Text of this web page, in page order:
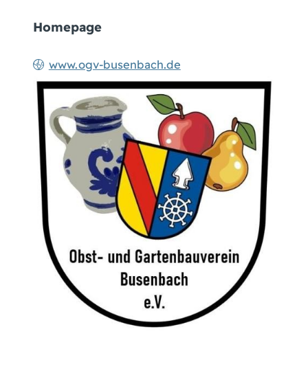
Homepage
www.ogv-busenbach.de